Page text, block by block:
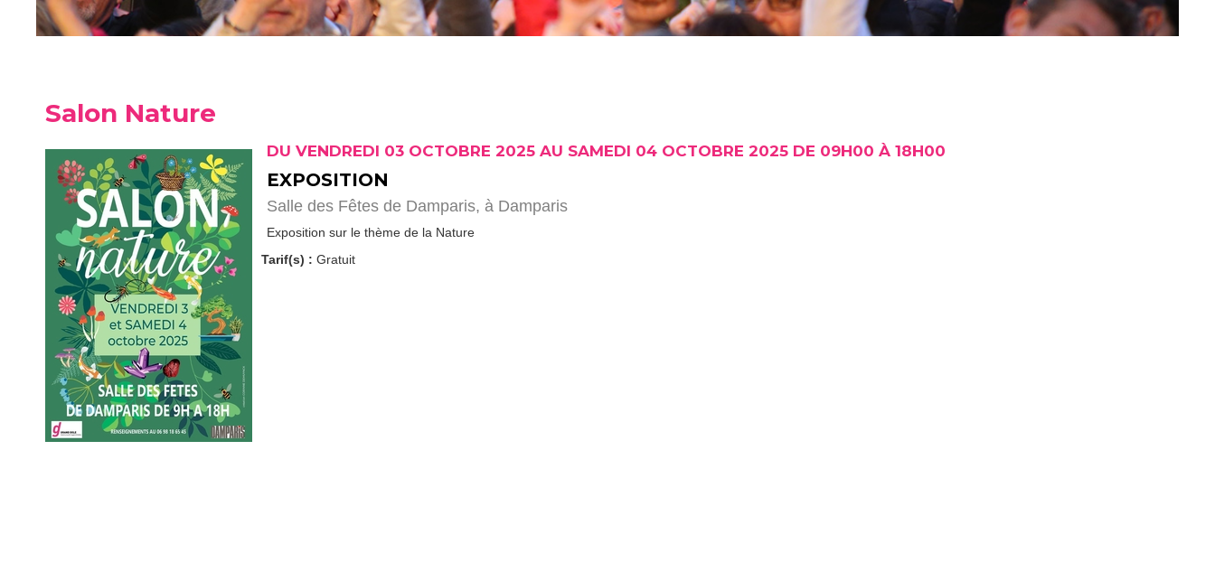
Salon Nature
DU VENDREDI 03 OCTOBRE 2025 AU SAMEDI 04 OCTOBRE 2025 DE 09H00 À 18H00
EXPOSITION
Salle des Fêtes de Damparis, à Damparis
Exposition sur le thème de la Nature
Tarif(s) : Gratuit